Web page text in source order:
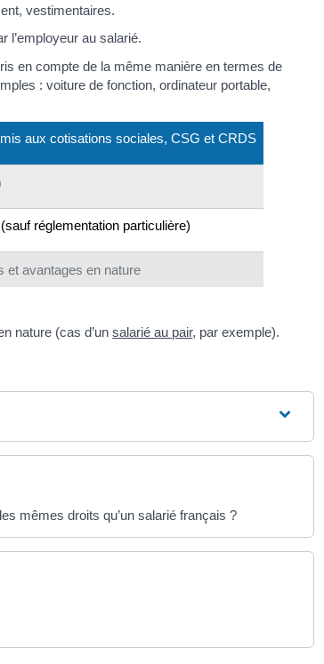
vestimentaires.
l’employeur au salarié.
en compte de la même manière en termes de
: voiture de fonction, ordinateur portable,
et avantages en nature
aux cotisations sociales, CSG et CRDS
réglementation particulière)
nature (cas d’unsalarié au pair, par exemple).
mêmes droits qu’un salarié français ?